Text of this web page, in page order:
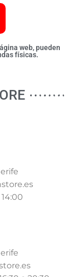
web, pueden
físicas.